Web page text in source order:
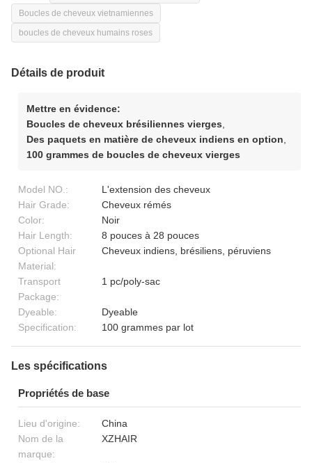
Boucles de cheveux vietnamiennes
boucles de cheveux humains roses
Détails de produit
Mettre en évidence:
Boucles de cheveux brésiliennes vierges
Des paquets en matière de cheveux indiens en option
100 grammes de boucles de cheveux vierges
Model NO.:
L'extension des cheveux
Hair Grade:
Cheveux rémés
Color:
Noir
Hair Length:
8 pouces à 28 pouces
Optional Hair
Material:
Cheveux indiens, brésiliens, péruviens
Transport
Package:
1 pc/poly-sac
Dyeable:
Dyeable
Specification:
100 grammes par lot
Les spécifications
Propriétés de base
Lieu d'origine:
China
Nom de la
marque:
XZHAIR